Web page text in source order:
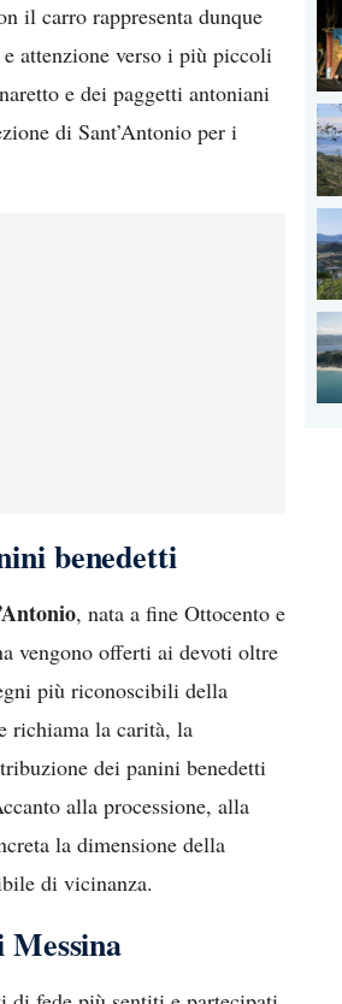
il carro rappresenta dunque
attenzione verso i più piccoli
e dei paggetti antoniani
di Sant’Antonio per i
benedetti
, nata a fine Ottocento e
vengono offerti ai devoti oltre
più riconoscibili della
richiama la carità, la
dei panini benedetti
alla processione, alla
la dimensione della
di vicinanza.
Messina